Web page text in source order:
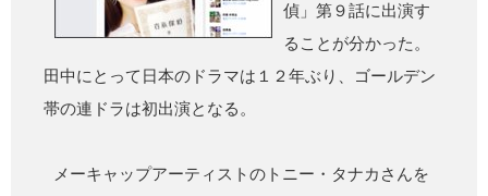
偵」第９話に出演す
ることが分かった。
田中にとって日本のドラマは１２年ぶり、ゴールデン
帯の連ドラは初出演となる。
メーキャップアーティストのトニー・タナカさんを